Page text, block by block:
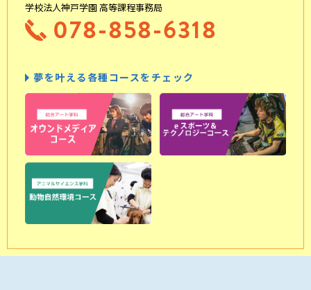
学校法人神戸学園 高等課程事務局
078-858-6318
夢を叶える各種コースをチェック